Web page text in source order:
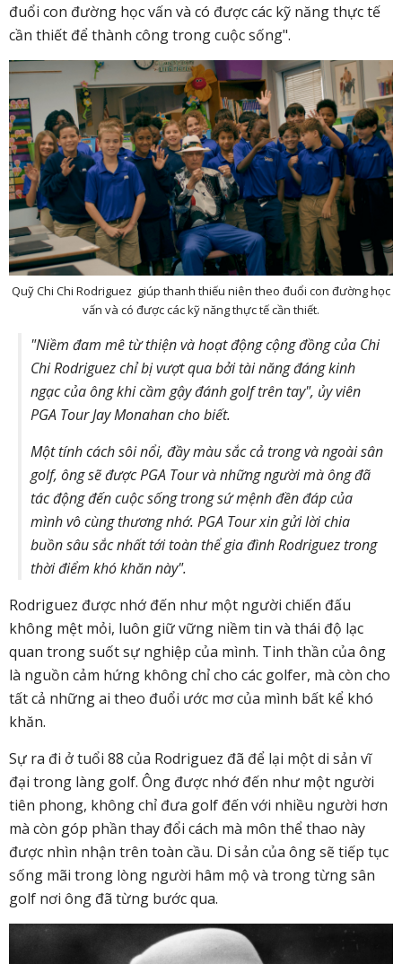
đuổi con đường học vấn và có được các kỹ năng thực tế
cần thiết để thành công trong cuộc sống".
Quỹ Chi Chi Rodriguez giúp thanh thiếu niên theo đuổi con đường học
vấn và có được các kỹ năng thực tế cần thiết.
"Niềm đam mê từ thiện và hoạt động cộng đồng của Chi
Chi Rodriguez chỉ bị vượt qua bởi tài năng đáng kinh
ngạc của ông khi cầm gậy đánh golf trên tay", ủy viên
PGA Tour Jay Monahan cho biết.
Một tính cách sôi nổi, đầy màu sắc cả trong và ngoài sân
golf, ông sẽ được PGA Tour và những người mà ông đã
tác động đến cuộc sống trong sứ mệnh đền đáp của
mình vô cùng thương nhớ. PGA Tour xin gửi lời chia
buồn sâu sắc nhất tới toàn thể gia đình Rodriguez trong
thời điểm khó khăn này".
Rodriguez được nhớ đến như một người chiến đấu
không mệt mỏi, luôn giữ vững niềm tin và thái độ lạc
quan trong suốt sự nghiệp của mình. Tinh thần của ông
là nguồn cảm hứng không chỉ cho các golfer, mà còn cho
tất cả những ai theo đuổi ước mơ của mình bất kể khó
khăn.
Sự ra đi ở tuổi 88 của Rodriguez đã để lại một di sản vĩ
đại trong làng golf. Ông được nhớ đến như một người
tiên phong, không chỉ đưa golf đến với nhiều người hơn
mà còn góp phần thay đổi cách mà môn thể thao này
được nhìn nhận trên toàn cầu. Di sản của ông sẽ tiếp tục
sống mãi trong lòng người hâm mộ và trong từng sân
golf nơi ông đã từng bước qua.